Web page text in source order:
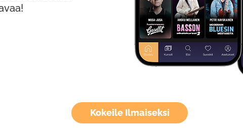
Kokeile Ilmaiseksi